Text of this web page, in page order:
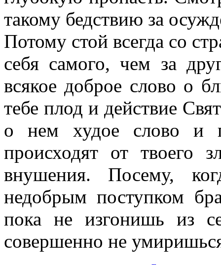
такому бедствию за
Потому стой всегда со
себя самого, чем за
всякое доброе слово о
тебе плод и действие
о нем худое слово и
происходят от твоего
внушения. Посему,
недобрым поступком
пока не изгонишь из
совершенно не